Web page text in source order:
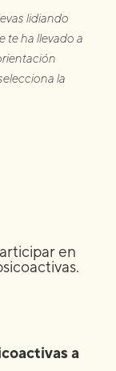
lidiando
te ha llevado a
la
en
a